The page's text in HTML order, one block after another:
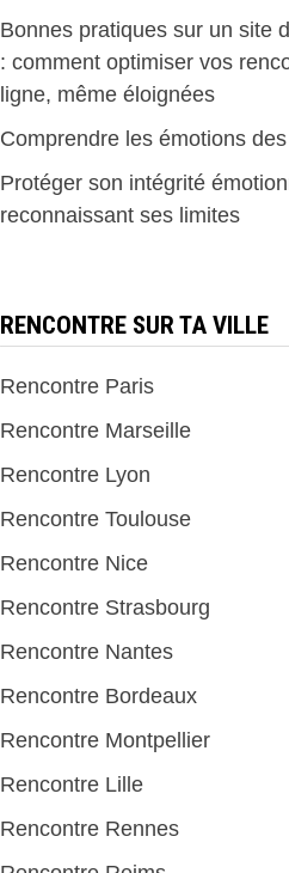
Bonnes pratiques sur un site
: comment optimiser vos
ligne, même éloignées
Comprendre les émotions
Protéger son intégrité
reconnaissant ses limites
RENCONTRE SUR TA VILLE
Rencontre Paris
Rencontre Marseille
Rencontre Lyon
Rencontre Toulouse
Rencontre Nice
Rencontre Strasbourg
Rencontre Nantes
Rencontre Bordeaux
Rencontre Montpellier
Rencontre Lille
Rencontre Rennes